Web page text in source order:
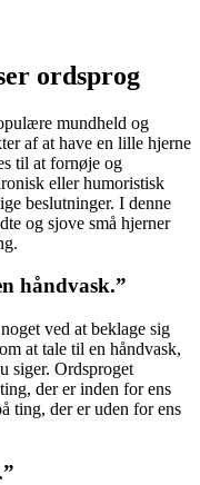
ordsprog
mundheld og
af at have en lille hjerne
til at fornøje og
eller humoristisk
beslutninger. I denne
og sjove små hjerner
håndvask.”
ved at beklage sig
at tale til en håndvask,
siger. Ordsproget
der er inden for ens
ting, der er uden for ens